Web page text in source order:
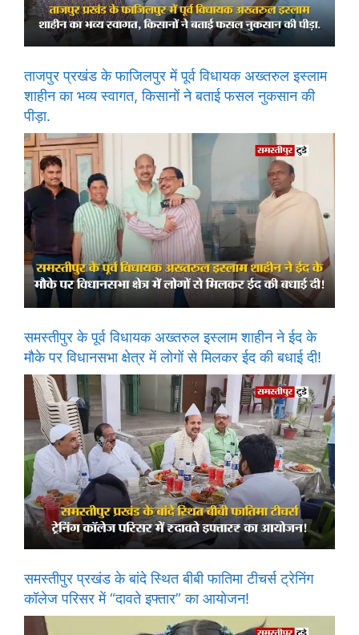
ताजपुर प्रखंड के फाजिलपुर में पूर्व विधायक अख्तरुल इस्लाम
शाहीन का भव्य स्वागत, किसानों ने बताई फसल नुकसान की
पीड़ा.
समस्तीपुर के पूर्व विधायक अख्तरुल इस्लाम शाहीन ने ईद के
मौके पर विधानसभा क्षेत्र में लोगों से मिलकर ईद की बधाई दी!
समस्तीपुर प्रखंड के बांदे स्थित बीबी फातिमा टीचर्स ट्रेनिंग
कॉलेज परिसर में “दावते इफ्तार” का आयोजन!